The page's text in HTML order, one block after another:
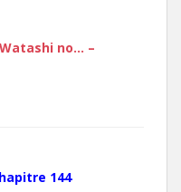
no… –
144